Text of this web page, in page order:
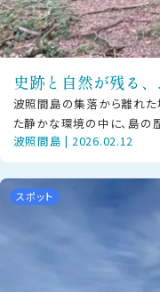
史跡と自然が残る
波照間島の集落から離れ
た静かな環境の中に、島の
には、下田原城跡のほか、
波照間島 | 2026.02.12
スポット